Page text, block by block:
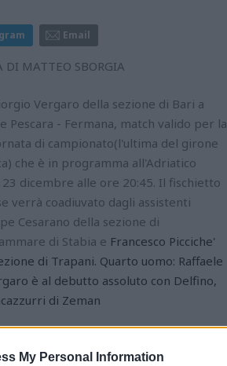
My Personal Information
Email
DI MATTEO SBORGIA
Vergaro della sezione di Bari a
Pescara - Fermana, match valido per la
di campionato(l'ultima del girone
che è in programma all'Adriatico
23 dicembre alle ore 20:45. Il fischietto
verrà coadiuvato dagli assistenti
Cesarano della sezione di
di Stabia e Francesco Picciche'
di Trapani. Quarto uomo: Raffaele
è al debutto assoluto con Delfino,
di Zeman